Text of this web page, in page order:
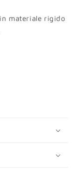
materiale rigido